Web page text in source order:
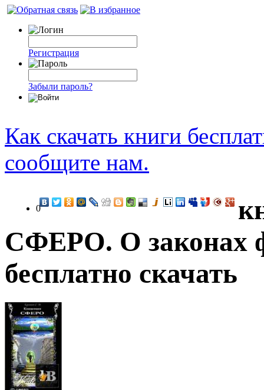
Регистрация
Забыли пароль?
Как скачать книги
сообщите нам.
0
СФЕРО. О законах
бесплатно скачать